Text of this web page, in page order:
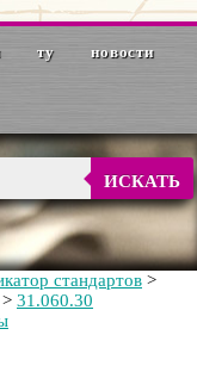
ту новости
ИСКАТЬ
стандартов >
> 31.060.30